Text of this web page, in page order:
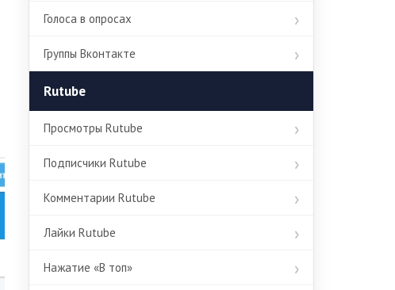
Голоса в опросах
Группы Вконтакте
Rutube
Просмотры Rutube
Подписчики Rutube
Комментарии Rutube
Лайки Rutube
Нажатие «В топ»